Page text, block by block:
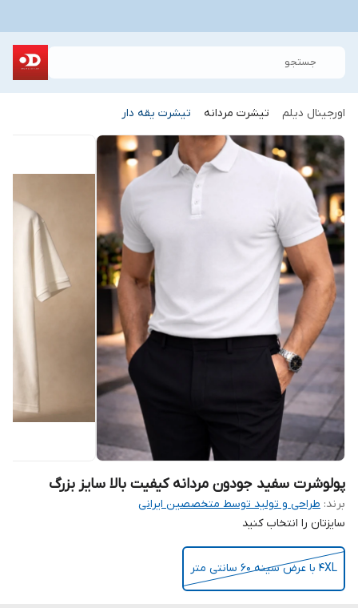
جستجو
اورجینال دیلم تیشرت مردانه تیشرت یقه دار
پولوشرت سفید جودون مردانه کیفیت بالا سایز بزرگ
برند: طراحی و تولید توسط متخصصین ایرانی
سایزتان را انتخاب کنید
4XL با عرض سینه 60 سانتی متر